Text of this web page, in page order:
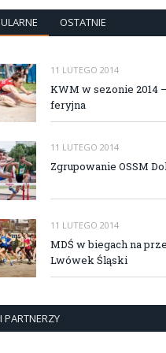
OSTATNIE
11 LUTEGO 2014
KWM w sezonie 2014
feryjna
11 LUTEGO 2014
Zgrupowanie OSSM
11 LUTEGO 2014
MDŚ w biegach na
Lwówek Śląski
PARTNERZY